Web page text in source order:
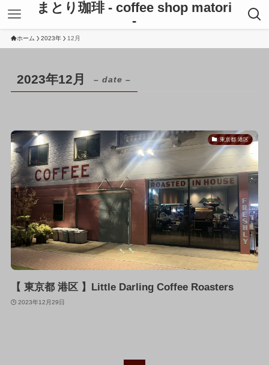
まとり珈琲 - coffee shop matori
-
ホーム 2023年 12月
2023年12月 – date –
東京都 港区
【 東京都 港区 】Little Darling Coffee Roasters
2023年12月29日